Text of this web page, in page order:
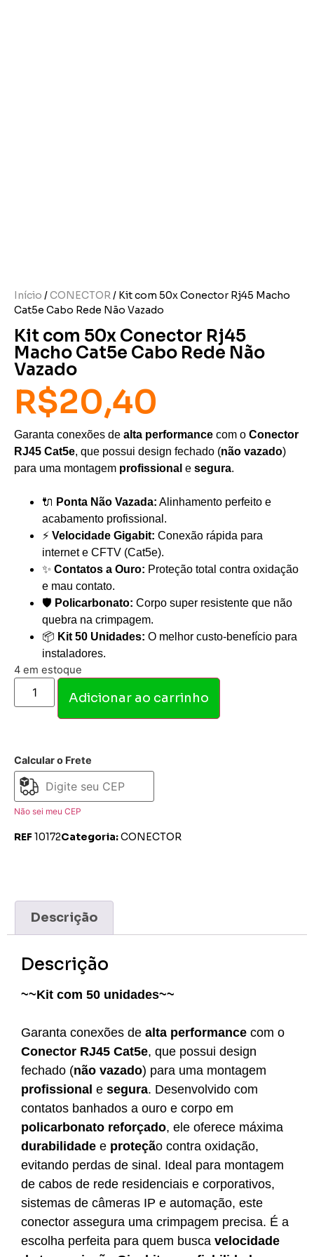
Início /CONECTOR/ Kit com 50x Conector Rj45 Macho
Cat5e Cabo Rede Não Vazado
Kit com 50x Conector Rj45
Macho Cat5e Cabo Rede Não
Vazado
R$20,40
Garanta conexões de alta performance com o Conector
RJ45 Cat5e, que possui design fechado (não vazado)
para uma montagem profissional e segura.
🔌 Ponta Não Vazada: Alinhamento perfeito e
acabamento profissional.
⚡ Velocidade Gigabit: Conexão rápida para
internet e CFTV (Cat5e).
✨ Contatos a Ouro: Proteção total contra oxidação
e mau contato.
🛡️ Policarbonato: Corpo super resistente que não
quebra na crimpagem.
📦 Kit 50 Unidades: O melhor custo-benefício para
instaladores.
4 em estoque
Adicionar ao carrinho
Calcular o Frete
Não sei meu CEP
REF 10172Categoria:CONECTOR
Descrição
Descrição
~~Kit com 50 unidades~~
Garanta conexões de alta performance com o
Conector RJ45 Cat5e, que possui design
fechado (não vazado) para uma montagem
profissional e segura. Desenvolvido com
contatos banhados a ouro e corpo em
policarbonato reforçado, ele oferece máxima
durabilidade e proteção contra oxidação,
evitando perdas de sinal. Ideal para montagem
de cabos de rede residenciais e corporativos,
sistemas de câmeras IP e automação, este
conector assegura uma crimpagem precisa. É a
escolha perfeita para quem busca velocidade